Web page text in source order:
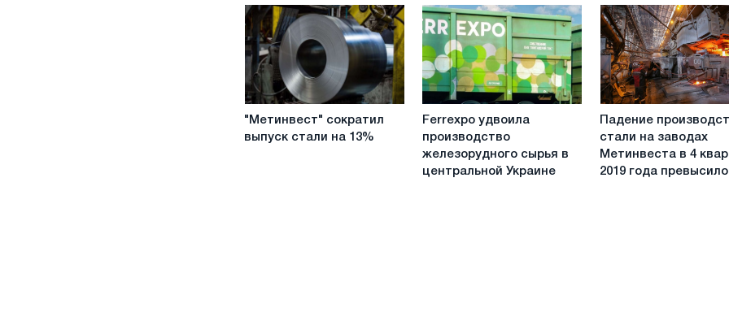
октябре
2022
года
сохранил
выпуск
чугуна
на
уровне
прошлого
года
Метинвест
в
первом
квартале
составил
30%
"Метинвест"
выпуск
"Метинвест" сократил
выпуск стали на 13%
Ferrexpo
удвоила
производство
железорудного
сырья
Ferrexpo удвоила
производство
железорудного сырья в
центральной Украине
Падение
производства
стали
на
заводах
Падение
стали на заводах
Метинвеста в 4
2019 года